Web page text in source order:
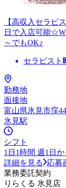
【高収入セラピ
日で入店可能
～でもOK♪
セラピスト
勤務地
面接地
富山県氷見市窪
氷見駅
シフト
1日1時間 週1日
詳細を見る
応募
業務委託契約
りらくる 氷見店